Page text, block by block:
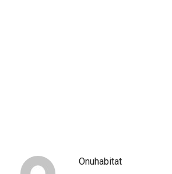
Onuhabitat